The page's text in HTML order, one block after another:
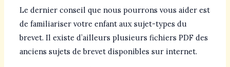
Le dernier conseil que nous pourrons vous aider est
de familiariser votre enfant aux sujet-types du
brevet. Il existe d’ailleurs plusieurs fichiers PDF des
anciens sujets de brevet disponibles sur internet.